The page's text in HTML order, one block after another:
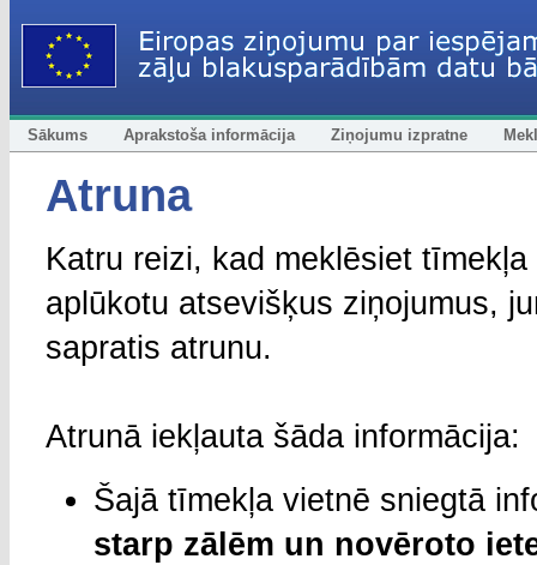
Sākums Aprakstoša informācija Ziņojumu izpratne
Atruna
Katru reizi, kad meklēsiet
aplūkotu atsevišķus ziņojumus,
sapratis atrunu.
Atrunā iekļauta šāda informācija:
Šajā tīmekļa vietnē sniegtā
starp zālēm un novēroto